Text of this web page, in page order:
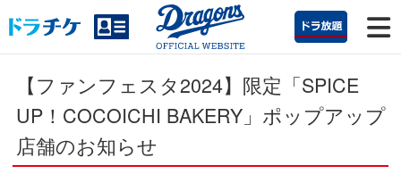
【ファンフェスタ2024】限定 「SPICE
UP！COCOICHI BAKERY」ポップアップ
店舗のお知らせ